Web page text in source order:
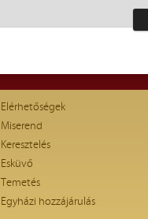
Elérhetőségek
Miserend
Keresztelés
Esküvő
Temetés
Egyházi hozzájárulás